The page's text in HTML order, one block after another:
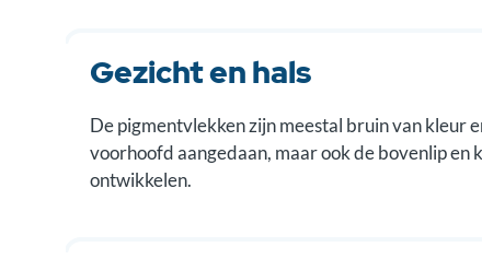
Gezicht en hals
De pigmentvlekken zijn meestal bruin van kleur
voorhoofd aangedaan, maar ook de bovenlip en
ontwikkelen.